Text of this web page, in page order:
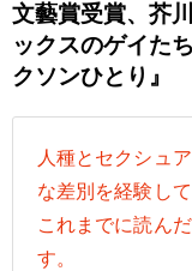
文藝賞受賞、芥
ックスのゲイた
クソンひとり』
人種とセクシュ
な差別を経験し
これまでに読ん
す。